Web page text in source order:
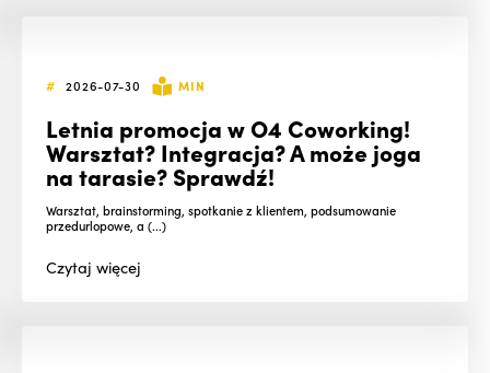
# 2026-07-30 MIN
Letnia promocja w O4 Coworking!
Warsztat? Integracja? A może joga
na tarasie? Sprawdź!
Warsztat, brainstorming, spotkanie z klientem, podsumowanie
przedurlopowe, a (...)
Czytajwięcej